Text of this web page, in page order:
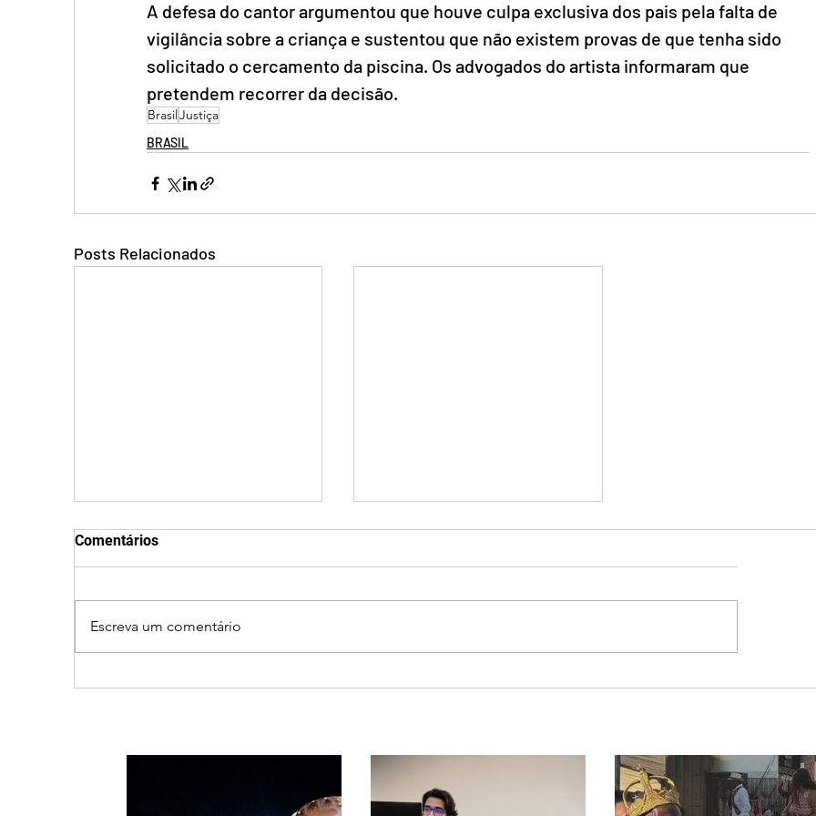
A defesa do cantor argumentou que houve culpa exclusiva dos pais pela falta de
vigilância sobre a criança e sustentou que não existem provas de que tenha sido
solicitado o cercamento da piscina. Os advogados do artista informaram que
pretendem recorrer da decisão.
Brasil Justiça
BRASIL
Posts Relacionados
registrado? Entenda o que
municípios na proteção de
Comentários
Escreva um comentário